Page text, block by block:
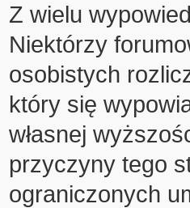
Z wielu
Niektórzy
osobistych
który się
własnej
przyczyny tego
ograniczonych